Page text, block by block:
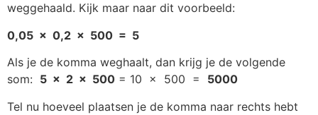
weggehaald. Kijk maar naar dit voorbeeld:
0,05 x 0,2 x 500 = 5
Als je de komma weghaalt, dan krijg je de volgende
som: 5 x 2 x 500 = 10 x 500 = 5000
Tel nu hoeveel plaatsen je de komma naar rechts hebt